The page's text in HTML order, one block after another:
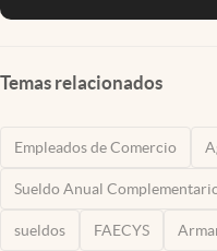
Temas relacionados
Empleados de Comercio
Sueldo Anual
sueldos FAECYS